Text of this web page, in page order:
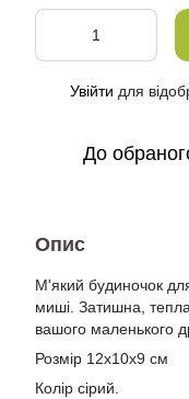
Увійти для
До
Опис
М'який будиночок
миші. Затишна,
вашого маленького
Розмір 12х10х9 см
Колір сірий.